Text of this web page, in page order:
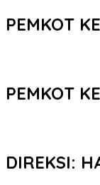
PEMKOT
PEMKOT
DIREKSI: